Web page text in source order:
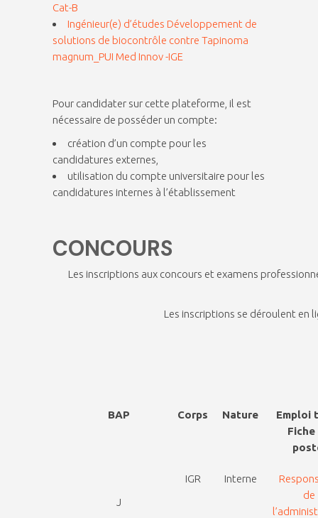
Cat-B
Ingénieur(e) d’études Développement de
solutions de biocontrôle contre Tapinoma
magnum_PUI Med Innov -IGE
Pour candidater sur cette plateforme, il est
nécessaire de posséder un compte:
création d’un compte pour les
candidatures externes,
utilisation du compte universitaire pour les
candidatures internes à l’établissement
CONCOURS
Les inscriptions aux concours et examens
Les inscriptions se déroulent en
BAP Corps Nature
Emploi
Fiche
J
IGR Interne
de